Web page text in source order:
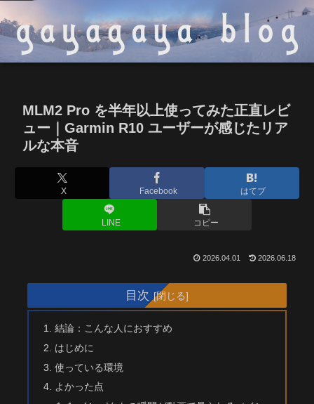
MLM2 Pro を半年以上使ってみた正直レビ
ュー｜Garmin R10 ユーザーが感じたリア
ルな本音
X Facebook はてブ
LINE コピー
2026.04.01 2026.06.18
目次
結論：こんな人におすすめ
はじめに
使っている環境
よかった点